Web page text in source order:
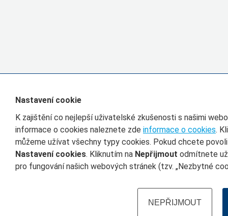
Nastavení cookie
K zajištění co nejlepší uživatelské zkušenosti s našimi
informace o cookies naleznete zde informace o cookies.
můžeme užívat všechny typy cookies. Pokud chcete
Nastavení cookies. Kliknutím na Nepřijmout odmítnete
pro fungování našich webových stránek (tzv. „Nezbytné
NEPŘIJMOUT